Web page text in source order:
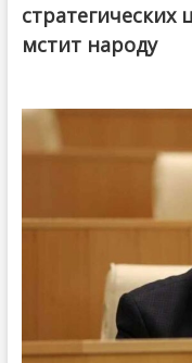
стратегических
мстит народу